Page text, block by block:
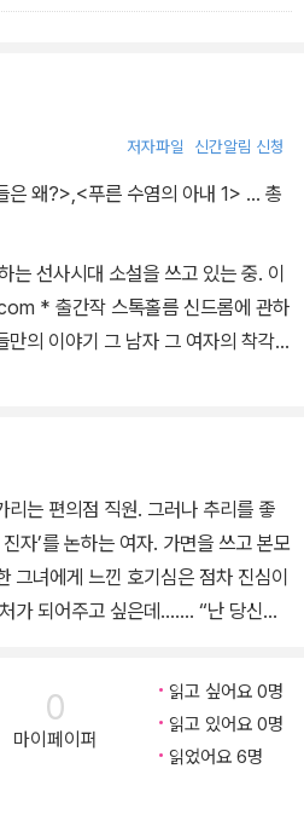
게 눈물이 나잖아요. 그러게 왜 자꾸
작했다. 그러자 곧 현실이 다가왔다.
서 당신은 하나도 모른다고요.”
것도 많아요. 우선, 음, 당신은 내가
니다. 게다가 세상에서 가장 좋은 엄
이에요?”
들렸다. 곧 물이 차오르고 까만 동공
이 났다.
서 더……”
.”
이에요.”
저자파일 신간알림 신청
은 왜?> <푸른 수염의 아내 1> … 총
선사시대 소설을 쓰고 있는 중. 이
에 관하
만의 이야기 그 남자 그 여자의 착각
는 편의점 직원. 그러나 추리를 좋
자’를 논하는 여자. 가면을 쓰고 본모
그녀에게 느낀 호기심은 점차 진심이
거에 무엇을 했든 상관하지 않습니다.
대로의 당신이에요. 그 외에 다른 것
0
마이페이퍼
읽고 싶어요 0명
읽고 있어요 0명
읽었어요 6명